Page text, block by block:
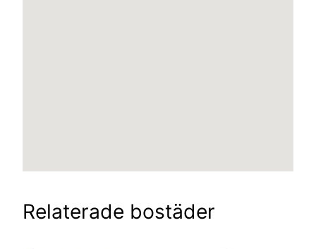
Relaterade bostäder